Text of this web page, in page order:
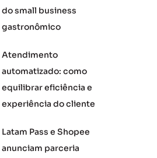
do small business
gastronômico
Atendimento
automatizado: como
equilibrar eficiência e
experiência do cliente
Latam Pass e Shopee
anunciam parceria